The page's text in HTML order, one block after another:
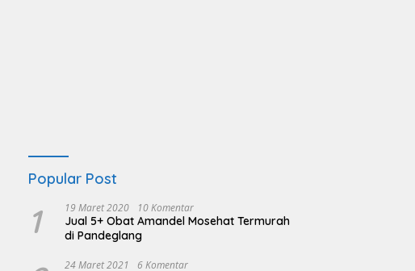
Popular Post
1 19 Maret 2020 10 Komentar
Jual 5+ Obat Amandel Mosehat Termurah
di Pandeglang
24 Maret 2021 6 Komentar